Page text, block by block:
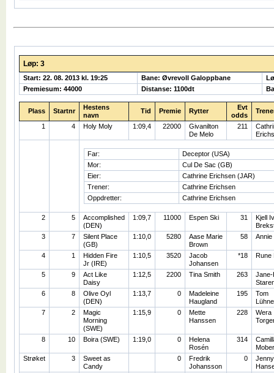
Løp: 3
Start: 22. 08. 2013 kl. 19:25 Bane: Øvrevoll Galoppbane
Premiesum: 44000
Distanse: 1100dt
Plass Startnr
Hestens
navn
Tid Premie Rytter
Evt
odds
1 4 Holy Moly 1:09,4 22000
Givanilton
De Melo
211
Far:
Deceptor (USA)
Mor:
Cul De Sac (GB)
Eier:
Cathrine Erichsen (JAR)
Trener:
Cathrine Erichsen
Oppdretter:
Cathrine Erichsen
2 5
Accomplished
(DEN)
1:09,7 11000 Espen Ski 31
Kjell
3
7
Silent Place
(GB)
1:10,0 5280
Aase Marie
Brown
58 Annie
4 1
Hidden Fire
Jr (IRE)
1:10,5 3520
Jacob
Johansen
*18 Rune
5 9
Act Like
Daisy
1:12,5 2200 Tina Smith 263
Jane-
6
8
Olive Oyl
(DEN)
1:13,7 0
Madeleine
Haugland
195
Tom
7
2
Magic
Morning
(SWE)
1:15,9 0
Mette
Hanssen
228
Wera
8 10 Boira (SWE) 1:19,0 0
Helena
Rosén
314
Strøket
3
Sweet as
Candy
0
Fredrik
Johansson
0